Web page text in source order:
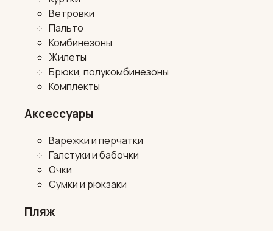
Ветровки
Пальто
Комбинезоны
Жилеты
Брюки, полукомбинезоны
Комплекты
Аксессуары
Варежки и перчатки
Галстуки и бабочки
Очки
Сумки и рюкзаки
Пляж